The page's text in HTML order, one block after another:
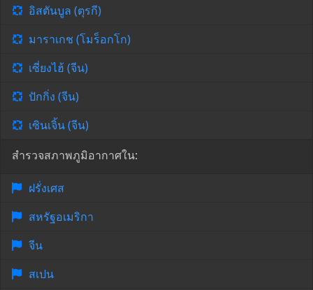
อิสตันบูล (ตุรกี)
มาราเกช (โมร็อกโก)
เซี่ยงไฮ้ (จีน)
ปักกิ่ง (จีน)
เซินเจิ้น (จีน)
สำรวจสภาพภูมิอากาศใน:
ฝรั่งเศส
สหรัฐอเมริกา
จีน
สเปน